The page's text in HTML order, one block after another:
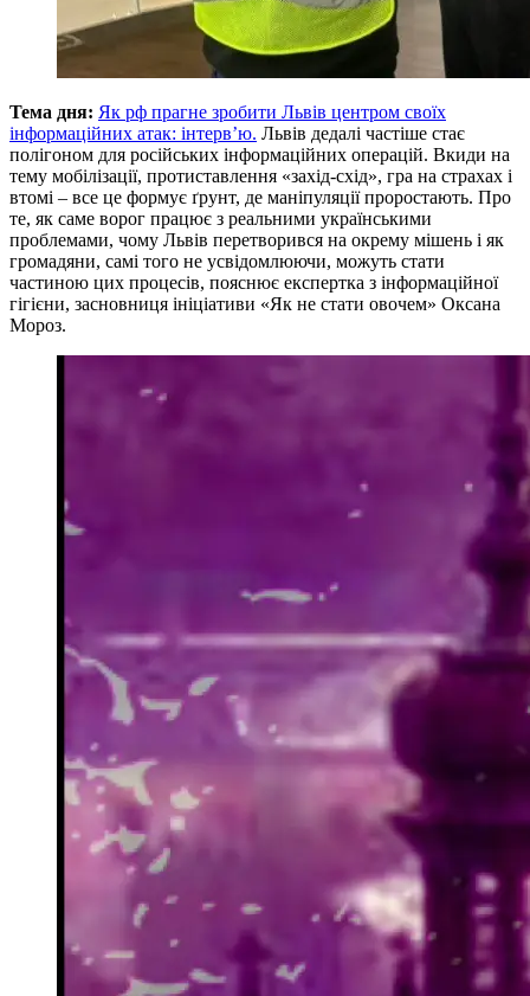
Тема дня: Як рф прагне зробити Львів центром своїх
інформаційних атак: інтерв’ю. Львів дедалі частіше стає
полігоном для російських інформаційних операцій. Вкиди на
тему мобілізації, протиставлення «захід-схід», гра на страхах і
втомі – все це формує ґрунт, де маніпуляції проростають. Про
те, як саме ворог працює з реальними українськими
проблемами, чому Львів перетворився на окрему мішень і як
громадяни, самі того не усвідомлюючи, можуть стати
частиною цих процесів, пояснює експертка з інформаційної
гігієни, засновниця ініціативи «Як не стати овочем» Оксана
Мороз.